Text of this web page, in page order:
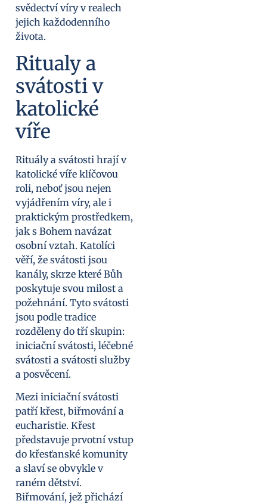
svědectví víry v realech
jejich každodenního
života.
Ritualy a
svátosti v
katolické
víře
Rituály a svátosti hrají v
katolické víře klíčovou
roli, neboť jsou nejen
vyjádřením víry, ale i
praktickým prostředkem,
jak s Bohem navázat
osobní vztah. Katolíci
věří, že svátosti jsou
kanály, skrze které Bůh
poskytuje svou milost a
požehnání. Tyto svátosti
jsou podle tradice
rozděleny do tří skupin:
iniciační svátosti, léčebné
svátosti a svátosti služby
a posvěcení.
Mezi iniciační svátosti
patří křest, biřmování a
eucharistie. Křest
představuje prvotní vstup
do křesťanské komunity
a slaví se obvykle v
raném dětství.
Biřmování, jež přichází